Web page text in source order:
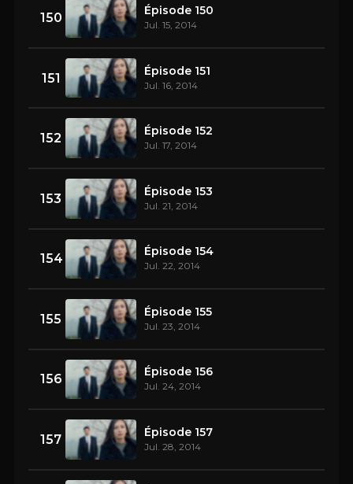
150 Épisode 150
Jul. 15, 2014
151 Épisode 151
Jul. 16, 2014
152 Épisode 152
Jul. 17, 2014
153 Épisode 153
Jul. 21, 2014
154 Épisode 154
Jul. 22, 2014
155 Épisode 155
Jul. 23, 2014
156 Épisode 156
Jul. 24, 2014
157 Épisode 157
Jul. 28, 2014